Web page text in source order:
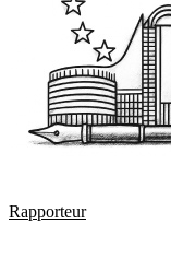
Rapporteur